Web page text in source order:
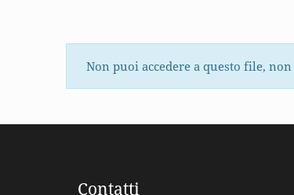
Non puoi accedere a questo file,
Contatti